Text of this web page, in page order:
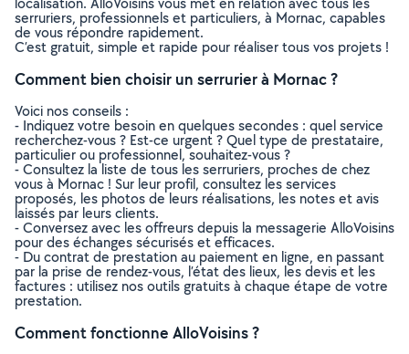
serruriers, professionnels et particuliers, à Mornac, capables
de vous répondre rapidement.
C’est gratuit, simple et rapide pour réaliser tous vos projets !
Comment bien choisir un serrurier à Mornac ?
Voici nos conseils :
- Indiquez votre besoin en quelques secondes : quel service
recherchez-vous ? Est-ce urgent ? Quel type de prestataire,
particulier ou professionnel, souhaitez-vous ?
- Consultez la liste de tous les serruriers, proches de chez
vous à Mornac ! Sur leur profil, consultez les services
proposés, les photos de leurs réalisations, les notes et avis
laissés par leurs clients.
- Conversez avec les offreurs depuis la messagerie AlloVoisins
pour des échanges sécurisés et efficaces.
- Du contrat de prestation au paiement en ligne, en passant
par la prise de rendez-vous, l’état des lieux, les devis et les
factures : utilisez nos outils gratuits à chaque étape de votre
prestation.
Comment fonctionne AlloVoisins ?